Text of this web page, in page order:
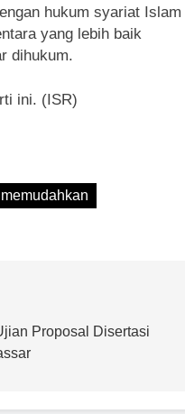
hukum syariat Islam
yang lebih baik
dihukum.
ini. (ISR)
Proposal Disertasi